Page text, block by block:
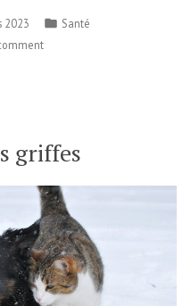
2023
Santé
griffes